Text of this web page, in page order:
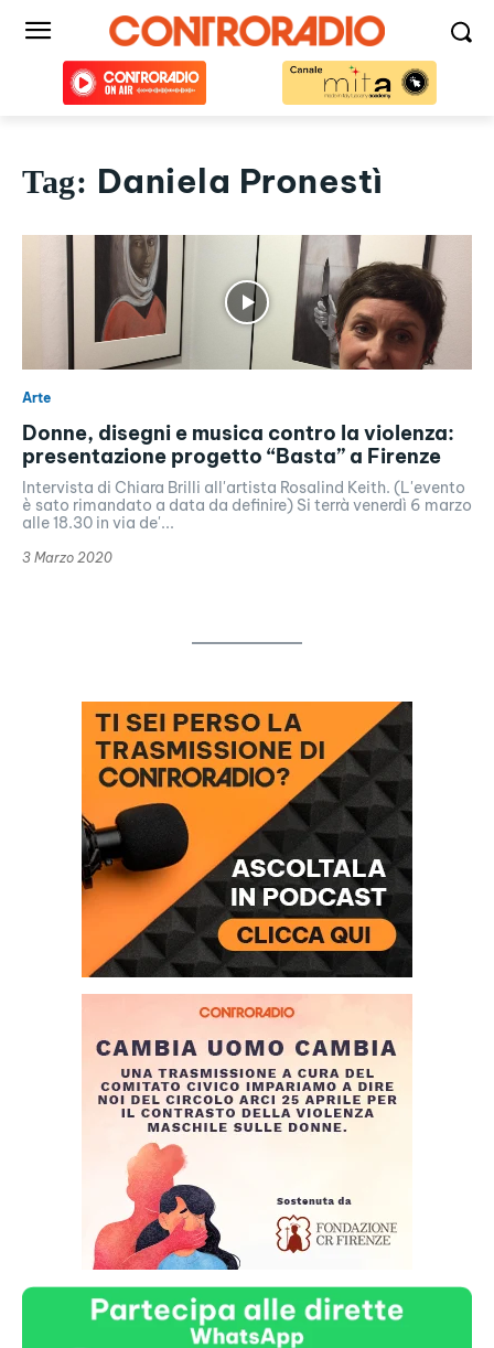
Tag: Daniela Pronestì
Arte
Donne, disegni e musica contro la violenza:
presentazione progetto “Basta” a Firenze
Intervista di Chiara Brilli all'artista Rosalind Keith. (L'evento
è sato rimandato a data da definire) Si terrà venerdì 6 marzo
alle 18.30 in via de'...
3 Marzo 2020